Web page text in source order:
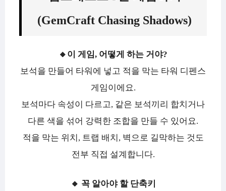
(GemCraft Chasing Shadows)
🔸이 게임, 어떻게 하는 거야?
보석을 만들어 타워에 넣고 적을 막는 타워 디펜스
게임이에요.
보석마다 속성이 다르고, 같은 보석끼리 합치거나
다른 색을 섞어 강력한 조합을 만들 수 있어요.
적을 막는 위치, 트랩 배치, 벽으로 길막하는 것도
전부 직접 설계합니다.
🔸 꼭 알아야 할 단축키